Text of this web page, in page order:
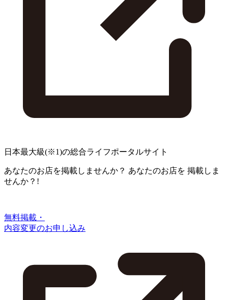
日本最大級(※1)の総合ライフポータルサイト
あなたのお店を掲載しませんか？ あなたのお店を 掲載しま
せんか？!
無料掲載・
内容変更のお申し込み